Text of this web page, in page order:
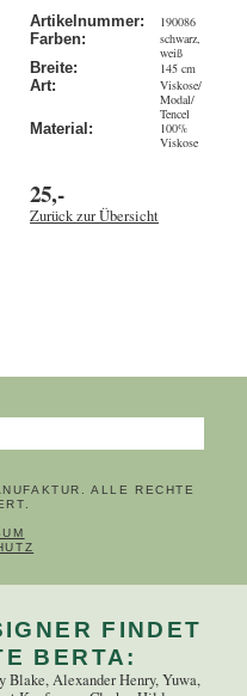
Artikelnummer:
190086
Farben:
schwarz,
weiß
Breite:
145 cm
Art:
Viskose/
Modal/
Tencel
Material:
100%
Viskose
25,-
Zurück zur Übersicht
ALLE RECHTE
ÜBERSPRINGEN
FINDET
BERTA:
Alexander Henry, Yuwa,